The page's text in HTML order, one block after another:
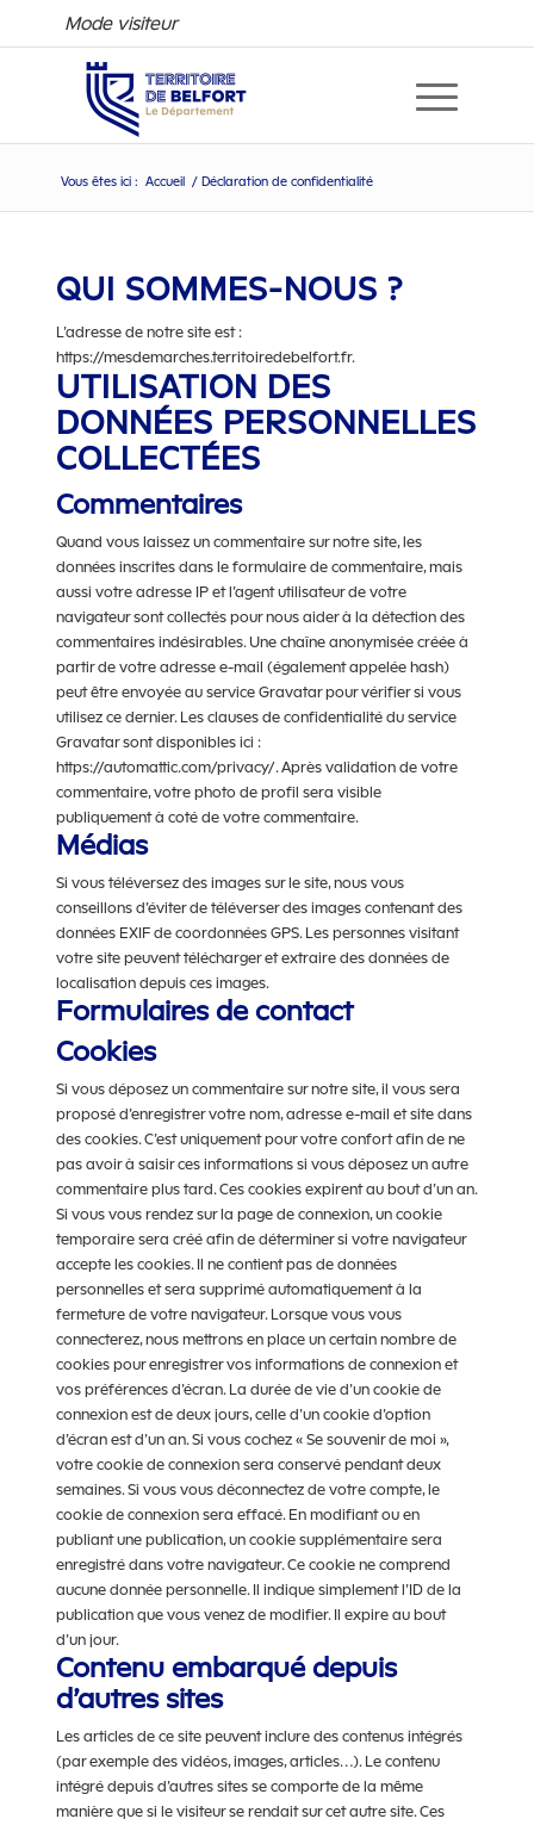
Mode visiteur
Vous êtes ici : Accueil / Déclaration de confidentialité
Déclaration de
QUI SOMMES-NOUS ?
L’adresse de notre site est :
https://mesdemarches.territoiredebelfort.fr.
UTILISATION DES
DONNÉES PERSONNELLES
COLLECTÉES
Commentaires
Quand vous laissez un commentaire sur notre site, les
données inscrites dans le formulaire de commentaire, mais
aussi votre adresse IP et l’agent utilisateur de votre
navigateur sont collectés pour nous aider à la détection des
commentaires indésirables. Une chaîne anonymisée créée à
partir de votre adresse e-mail (également appelée hash)
peut être envoyée au service Gravatar pour vérifier si vous
utilisez ce dernier. Les clauses de confidentialité du service
Gravatar sont disponibles ici :
https://automattic.com/privacy/. Après validation de votre
commentaire, votre photo de profil sera visible
publiquement à coté de votre commentaire.
Médias
Si vous téléversez des images sur le site, nous vous
conseillons d’éviter de téléverser des images contenant des
données EXIF de coordonnées GPS. Les personnes visitant
votre site peuvent télécharger et extraire des données de
localisation depuis ces images.
Formulaires de contact
Cookies
Si vous déposez un commentaire sur notre site, il vous sera
proposé d’enregistrer votre nom, adresse e-mail et site dans
des cookies. C’est uniquement pour votre confort afin de ne
pas avoir à saisir ces informations si vous déposez un autre
commentaire plus tard. Ces cookies expirent au bout d’un an.
Si vous vous rendez sur la page de connexion, un cookie
temporaire sera créé afin de déterminer si votre navigateur
accepte les cookies. Il ne contient pas de données
personnelles et sera supprimé automatiquement à la
fermeture de votre navigateur. Lorsque vous vous
connecterez, nous mettrons en place un certain nombre de
cookies pour enregistrer vos informations de connexion et
vos préférences d’écran. La durée de vie d’un cookie de
connexion est de deux jours, celle d’un cookie d’option
d’écran est d’un an. Si vous cochez « Se souvenir de moi »,
votre cookie de connexion sera conservé pendant deux
semaines. Si vous vous déconnectez de votre compte, le
cookie de connexion sera effacé. En modifiant ou en
publiant une publication, un cookie supplémentaire sera
enregistré dans votre navigateur. Ce cookie ne comprend
aucune donnée personnelle. Il indique simplement l’ID de la
publication que vous venez de modifier. Il expire au bout
d’un jour.
Contenu embarqué depuis
d’autres sites
Les articles de ce site peuvent inclure des contenus intégrés
(par exemple des vidéos, images, articles…). Le contenu
intégré depuis d’autres sites se comporte de la même
manière que si le visiteur se rendait sur cet autre site. Ces